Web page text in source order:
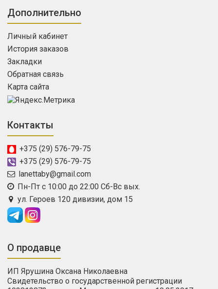
Дополнительно
Личный кабинет
История заказов
Закладки
Обратная связь
Карта сайта
Контакты
+375 (29) 576-79-75
+375 (29) 576-79-75
lanettaby@gmail.com
Пн-Пт с 10:00 до 22:00 Сб-Вс вых.
ул. Героев 120 дивизии, дом 15
О продавце
ИП Ярушина Оксана Николаевна
Свидетельство о государственной регистрации